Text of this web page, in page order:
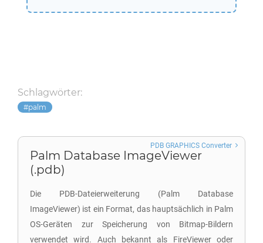
Schlagwörter:
palm
Palm Database ImageViewer
(.pdb)
Die PDB-Dateierweiterung (Palm Database
ImageViewer) ist ein Format, das hauptsächlich in Palm
OS-Geräten zur Speicherung von Bitmap-Bildern
verwendet wird. Auch bekannt als FireViewer oder
PDB GRAPHICS Converter